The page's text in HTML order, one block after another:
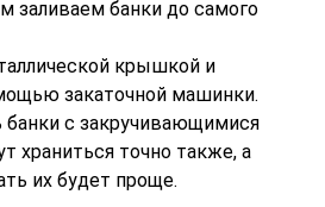
заливаем банки до самого
крышкой и
закаточной машинки.
с закручивающимися
храниться точно также, а
их будет проще.